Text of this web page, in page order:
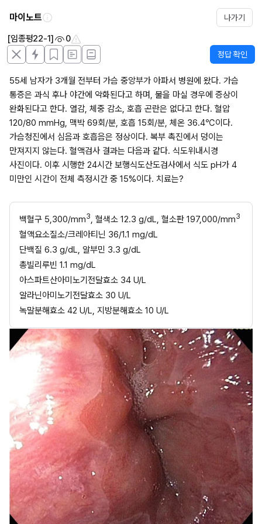
마이노트 나가기
[임종평22-1] 0
정답 확인
55세 남자가 3개월 전부터 가슴 중앙부가 아파서 병원에 왔다. 가슴
통증은 과식 후나 야간에 악화된다고 하며, 물을 마실 경우에 증상이
완화된다고 한다. 열감, 체중 감소, 호흡 곤란은 없다고 한다. 혈압
120/80 mmHg, 맥박 69회/분, 호흡 15회/분, 체온 36.4℃이다.
가슴청진에서 심음과 호흡음은 정상이다. 복부 촉진에서 덩이는
만져지지 않는다. 혈액검사 결과는 다음과 같다. 식도위내시경
사진이다. 이후 시행한 24시간 보행식도산도검사에서 식도 pH가 4
미만인 시간이 전체 측정시간 중 15%이다. 치료는?
백혈구 5,300/mm3, 혈색소 12.3 g/dL, 혈소판 197,000/mm3
혈액요소질소/크레아티닌 36/1.1 mg/dL
단백질 6.3 g/dL, 알부민 3.3 g/dL
총빌리루빈 1.1 mg/dL
아스파트산아미노기전달효소 34 U/L
알라닌아미노기전달효소 30 U/L
녹말분해효소 42 U/L, 지방분해효소 10 U/L